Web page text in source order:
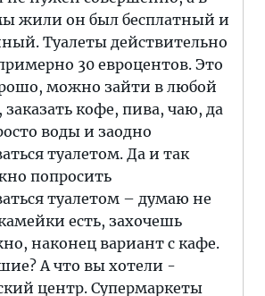
жили он был бесплатный и
Туалеты действительно
30 евроцентов. Это
можно зайти в любой
кофе, пива, чаю, да
воды и заодно
туалетом. Да и так
попросить
туалетом – думаю не
есть, захочешь
наконец вариант с кафе.
А что вы хотели -
центр. Супермаркеты